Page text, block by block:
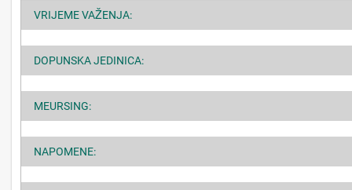
VRIJEME VAŽENJA:
DOPUNSKA JEDINICA:
MEURSING:
NAPOMENE: